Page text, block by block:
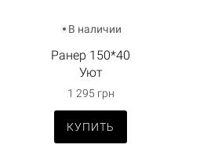
В наличии
Ранер 150*40
Уют
1 295 грн
КУПИТЬ